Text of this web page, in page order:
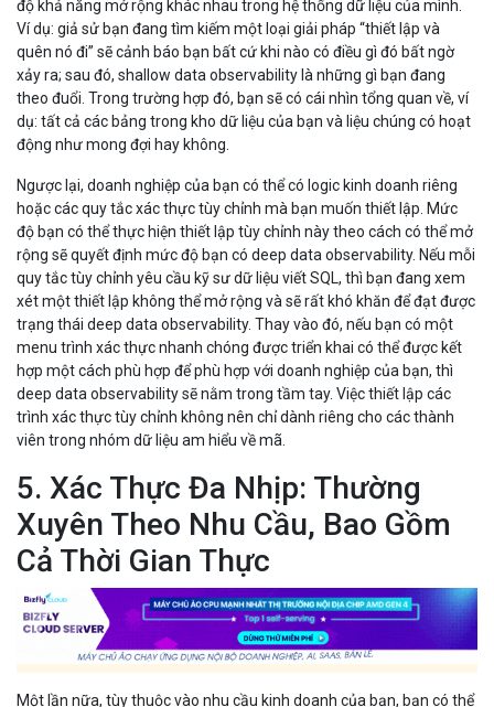
độ khả năng mở rộng khác nhau trong hệ thống dữ liệu của mình.
Ví dụ: giả sử bạn đang tìm kiếm một loại giải pháp “thiết lập và
quên nó đi” sẽ cảnh báo bạn bất cứ khi nào có điều gì đó bất ngờ
xảy ra; sau đó, shallow data observability là những gì bạn đang
theo đuổi. Trong trường hợp đó, bạn sẽ có cái nhìn tổng quan về, ví
dụ: tất cả các bảng trong kho dữ liệu của bạn và liệu chúng có hoạt
động như mong đợi hay không.
Ngược lại, doanh nghiệp của bạn có thể có logic kinh doanh riêng
hoặc các quy tắc xác thực tùy chỉnh mà bạn muốn thiết lập. Mức
độ bạn có thể thực hiện thiết lập tùy chỉnh này theo cách có thể mở
rộng sẽ quyết định mức độ bạn có deep data observability. Nếu mỗi
quy tắc tùy chỉnh yêu cầu kỹ sư dữ liệu viết SQL, thì bạn đang xem
xét một thiết lập không thể mở rộng và sẽ rất khó khăn để đạt được
trạng thái deep data observability. Thay vào đó, nếu bạn có một
menu trình xác thực nhanh chóng được triển khai có thể được kết
hợp một cách phù hợp để phù hợp với doanh nghiệp của bạn, thì
deep data observability sẽ nằm trong tầm tay. Việc thiết lập các
trình xác thực tùy chỉnh không nên chỉ dành riêng cho các thành
viên trong nhóm dữ liệu am hiểu về mã.
5. Xác Thực Đa Nhịp: Thường
Xuyên Theo Nhu Cầu, Bao Gồm
Cả Thời Gian Thực
Một lần nữa, tùy thuộc vào nhu cầu kinh doanh của bạn, bạn có thể